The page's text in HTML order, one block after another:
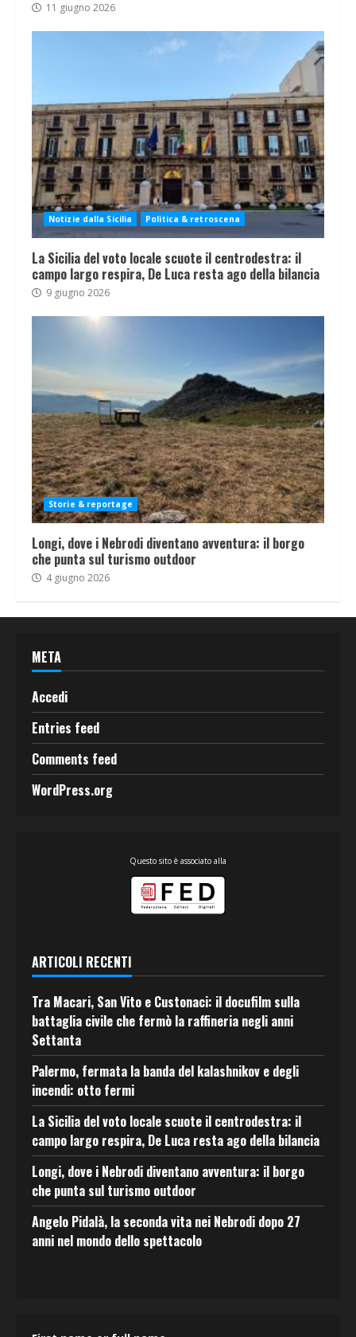
11 giugno 2026
Notizie dalla Sicilia Politica & retroscena
La Sicilia del voto locale scuote il centrodestra: il
campo largo respira, De Luca resta ago della bilancia
9 giugno 2026
Storie & reportage
Longi, dove i Nebrodi diventano avventura: il borgo
che punta sul turismo outdoor
4 giugno 2026
META
Accedi
Entries feed
Comments feed
WordPress.org
Questo sito è associato alla
ARTICOLI RECENTI
Tra Macari, San Vito e Custonaci: il docufilm sulla
battaglia civile che fermò la raffineria negli anni
Settanta
Palermo, fermata la banda del kalashnikov e degli
incendi: otto fermi
La Sicilia del voto locale scuote il centrodestra: il
campo largo respira, De Luca resta ago della bilancia
Longi, dove i Nebrodi diventano avventura: il borgo
che punta sul turismo outdoor
Angelo Pidalà, la seconda vita nei Nebrodi dopo 27
anni nel mondo dello spettacolo